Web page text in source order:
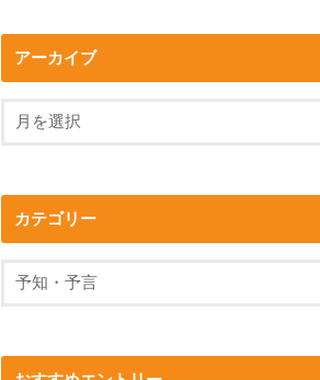
アーカイブ
カテゴリー